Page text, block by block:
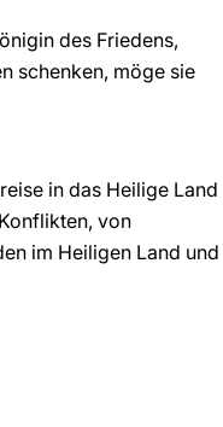
des Friedens,
schenken, möge sie
in das Heilige Land
von
im Heiligen Land und